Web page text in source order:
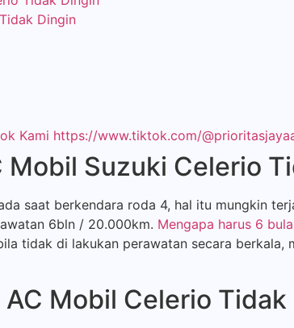
Dingin
Kami https://www.tiktok.com/
Mobil Suzuki Celerio
saat berkendara roda 4, hal itu mungkin
6bln / 20.000km. Mengapa harus 6
tidak di lakukan perawatan secara
Mobil Celerio Tidak